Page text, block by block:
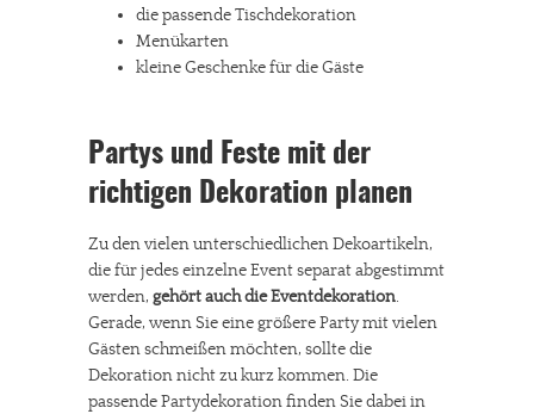
die passende Tischdekoration
Menükarten
kleine Geschenke für die Gäste
Partys und Feste mit der
richtigen Dekoration planen
Zu den vielen unterschiedlichen Dekoartikeln,
die für jedes einzelne Event separat abgestimmt
werden, gehört auch die Eventdekoration.
Gerade, wenn Sie eine größere Party mit vielen
Gästen schmeißen möchten, sollte die
Dekoration nicht zu kurz kommen. Die
passende Partydekoration finden Sie dabei in